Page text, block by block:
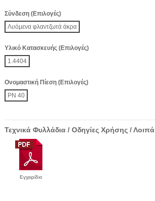
Σύνδεση (Επιλογές)
Λυόμενα φλαντζωτά άκρα
Υλικό Κατασκευής (Επιλογές)
1.4404
Ονομαστική Πίεση (Επιλογές)
PN 40
Τεχνικά Φυλλάδια / Οδηγίες Χρήσης / Λοιπά
Εγχειρίδιο